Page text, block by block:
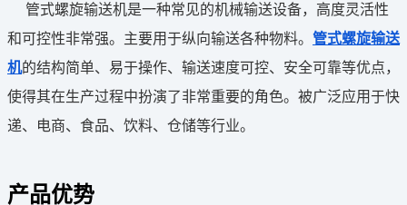
管式螺旋输送机是一种常见的机械输送设备，高度灵活性
和可控性非常强。主要用于纵向输送各种物料。 管式螺旋输送
机的结构简单、易于操作、输送速度可控、安全可靠等优点，
使得其在生产过程中扮演了非常重要的角色。被广泛应用于快
递、电商、食品、饮料、仓储等行业。
产品优势